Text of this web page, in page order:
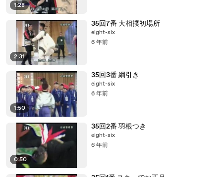
1:28
2:31
35回7番 大相撲初場所
eight-six
6 年前
1:50
35回3番 綱引き
eight-six
6 年前
0:50
35回2番 羽根つき
eight-six
6 年前